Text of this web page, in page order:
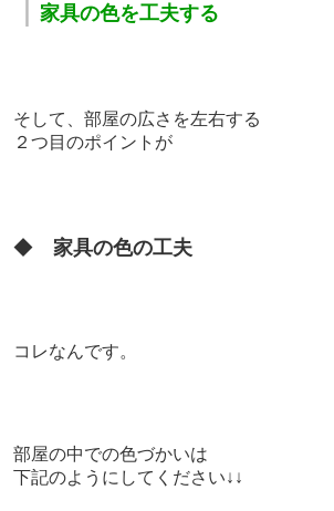
家具の色を工夫する
そして、 部屋の広さを左右する
２つ目のポイントが
◆ 家具の色の工夫
コレなんです。
部屋の中での色づかいは
下記のようにしてください↓↓